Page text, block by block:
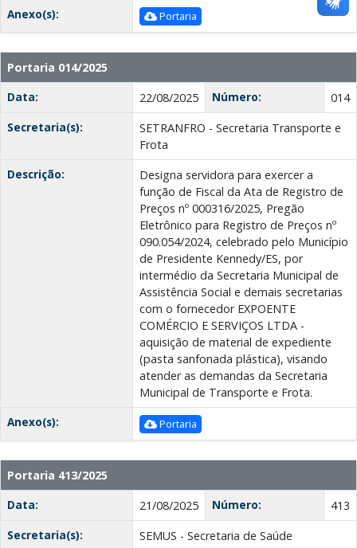
Anexo(s): Portaria
Portaria 014/2025
Data:
22/08/2025 Número:
014
Secretaria(s):
SETRANFRO - Secretaria Transporte e
Frota
Descrição:
Designa servidora para exercer a
função de Fiscal da Ata de Registro de
Preços nº 000316/2025, Pregão
Eletrônico para Registro de Preços nº
090.054/2024, celebrado pelo Município
de Presidente Kennedy/ES, por
intermédio da Secretaria Municipal de
Assistência Social e demais secretarias
com o fornecedor EXPOENTE
COMÉRCIO E SERVIÇOS LTDA -
aquisição de material de expediente
(pasta sanfonada plástica), visando
atender as demandas da Secretaria
Municipal de Transporte e Frota.
Anexo(s):
Portaria
Portaria 413/2025
Data:
21/08/2025 Número:
413
Secretaria(s):
SEMUS - Secretaria de Saúde